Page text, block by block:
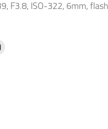
F3.8, ISO-322, 6mm,